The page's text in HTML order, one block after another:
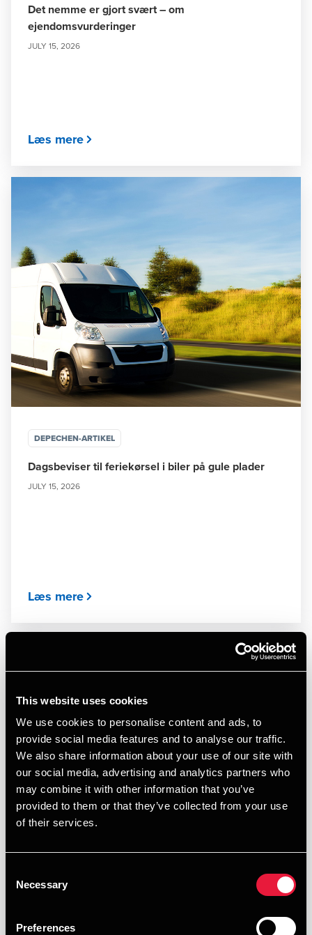
This website uses cookies
We use cookies to personalise content and ads, to
provide social media features and to analyse our traffic.
We also share information about your use of our site with
our social media, advertising and analytics partners who
may combine it with other information that you’ve
provided to them or that they’ve collected from your use
of their services.
Selection
Necessary
Preferences
Det nemme er gjort svært – om
ejendomsvurderinger
JULY 15, 2026
Læs mere
DEPECHEN-ARTIKEL
Dagsbeviser til feriekørsel i biler på gule plader
JULY 15, 2026
Læs mere
Gaver mellem papirløse ægtefæller